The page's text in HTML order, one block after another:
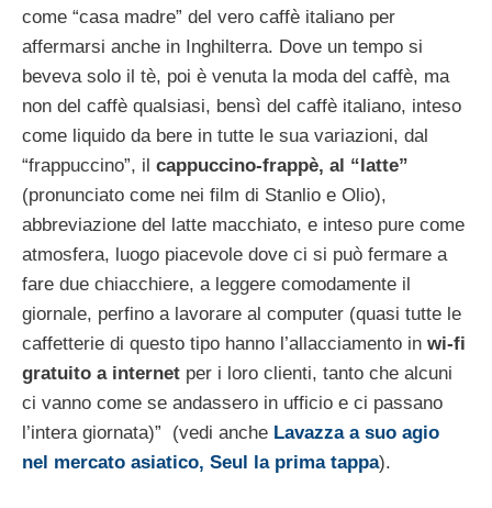
come “casa madre” del vero caffè italiano per
affermarsi anche in Inghilterra. Dove un tempo si
beveva solo il tè, poi è venuta la moda del caffè, ma
non del caffè qualsiasi, bensì del caffè italiano, inteso
come liquido da bere in tutte le sua variazioni, dal
“frappuccino”, il cappuccino-frappè, al “latte”
(pronunciato come nei film di Stanlio e Olio),
abbreviazione del latte macchiato, e inteso pure come
atmosfera, luogo piacevole dove ci si può fermare a
fare due chiacchiere, a leggere comodamente il
giornale, perfino a lavorare al computer (quasi tutte le
caffetterie di questo tipo hanno l’allacciamento in wi-fi
gratuito a internet per i loro clienti, tanto che alcuni
ci vanno come se andassero in ufficio e ci passano
l’intera giornata)” (vedi anche Lavazza a suo agio
nel mercato asiatico, Seul la prima tappa).